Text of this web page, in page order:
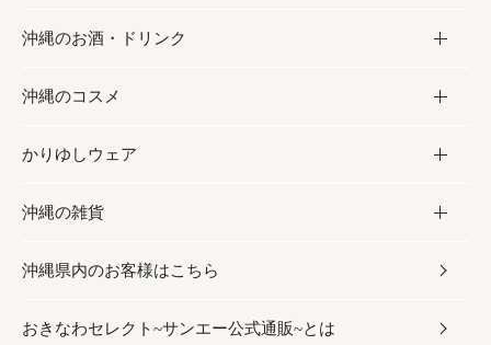
海産物
沖縄料理
沖縄そば／乾麺
レトルト食品
乾物／粉類
砂糖／黒砂糖
塩
お酢／ドレッシング
しょうゆ
みそ
だし／スパイス／島唐辛子
お菓子
黒糖
ちんすこう
伝統菓子
スナック
おつまみ
沖縄のお酒・ドリンク
お酒・ドリンク
泡盛
ビール・チューハイ
ワイン・ウィスキー・カクテル
ドリンク
沖縄のコスメ
コスメ
スキンケア
ボディケア
ヘアケア
かりゆしウェア
かりゆしウェア
メンズ
レディース
沖縄の雑貨
雑貨
沖縄ファッション
沖縄県内のお客様はこちら
おきなわセレクト~サンエー公式通販~とは